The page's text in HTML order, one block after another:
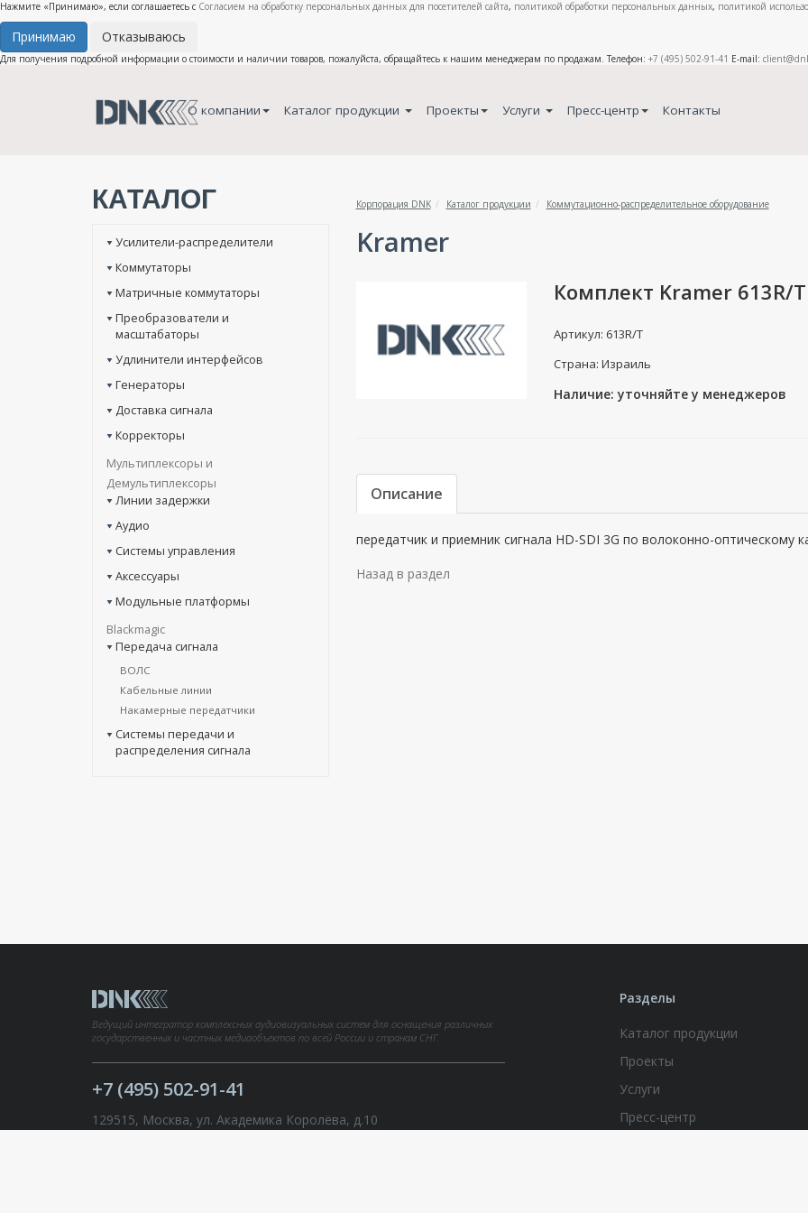
Нажмите «Принимаю», если соглашаетесь с Согласием на обработку персональных данных для посетителей сайта, политикой обработки персональных данных, политикой
Принимаю Отказываюсь
Для получения подробной информации о стоимости и наличии товаров, пожалуйста, обращайтесь к нашим менеджерам по продажам. Телефон: +7 (495) 502-91-41 E-mail:
О компании Каталог продукции Проекты Услуги Пресс-центр Контакты
КАТАЛОГ Корпорация DNK Каталог продукции Коммутационно-распределительное оборудование
Усилители-распределители
Коммутаторы
Матричные коммутаторы
Преобразователи и
масштабаторы
Удлинители интерфейсов
Генераторы
Доставка сигнала
Корректоры
Мультиплексоры и
Демультиплексоры
Линии задержки
Аудио
Системы управления
Аксессуары
Модульные платформы
Blackmagic
Передача сигнала
ВОЛС
Кабельные линии
Накамерные передатчики
Системы передачи и
распределения сигнала
Kramer
Комплект Kramer 613R/T
Артикул: 613R/T
Страна: Израиль
Наличие: уточняйте у менеджеров
Описание
передатчик и приемник сигнала HD-SDI 3G по волоконно-оптическому
Назад в раздел
Ведущий интегратор комплексных аудиовизуальных систем для оснащения различных
государственных и частных медиаобъектов по всей России и странам СНГ.
+7 (495) 502-91-41
129515, Москва, ул. Академика Королёва, д.10
Разделы
Каталог продукции
Проекты
Услуги
Пресс-центр